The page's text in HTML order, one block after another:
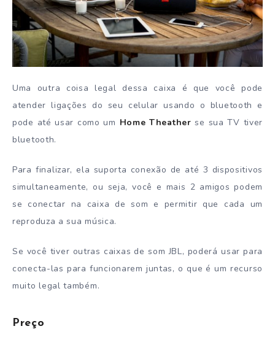
Uma outra coisa legal dessa caixa é que você pode
atender ligações do seu celular usando o bluetooth e
pode até usar como um Home Theather se sua TV tiver
bluetooth.
Para finalizar, ela suporta conexão de até 3 dispositivos
simultaneamente, ou seja, você e mais 2 amigos podem
se conectar na caixa de som e permitir que cada um
reproduza a sua música.
Se você tiver outras caixas de som JBL, poderá usar para
conecta-las para funcionarem juntas, o que é um recurso
muito legal também.
Preço